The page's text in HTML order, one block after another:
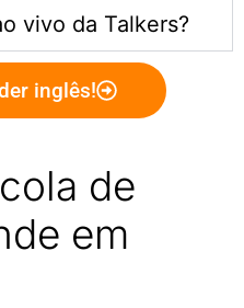
vivo da Talkers?
inglês!
de
em